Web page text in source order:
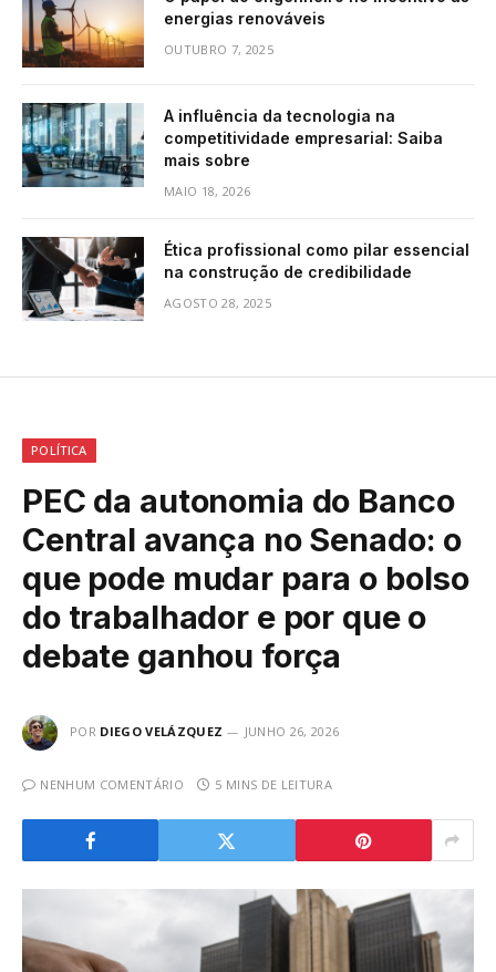
energias renováveis
OUTUBRO 7, 2025
A influência da tecnologia na
competitividade empresarial: Saiba
mais sobre
MAIO 18, 2026
Ética profissional como pilar essencial
na construção de credibilidade
AGOSTO 28, 2025
POLÍTICA
PEC da autonomia do Banco
Central avança no Senado: o
que pode mudar para o bolso
do trabalhador e por que o
debate ganhou força
POR DIEGO VELÁZQUEZ JUNHO 26, 2026
NENHUM COMENTÁRIO 5 MINS DE LEITURA